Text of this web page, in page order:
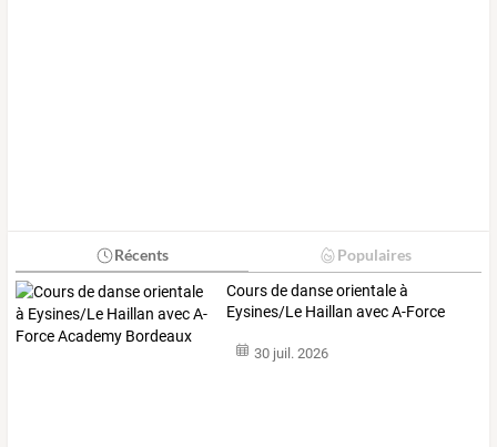
Récents Populaires
Coursdedanseorientaleà
Eysines/Le Haillan avecA-Force
30 juil. 2026